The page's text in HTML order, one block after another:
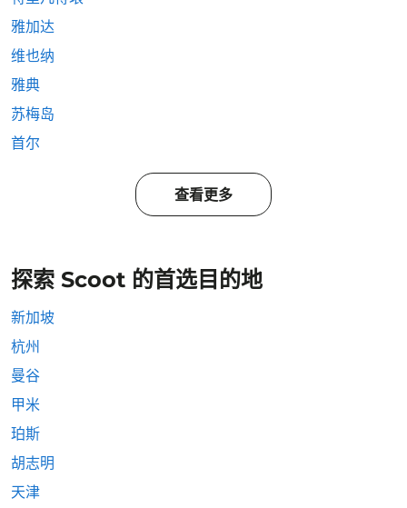
雅加达
维也纳
雅典
苏梅岛
首尔
查看更多
探索 Scoot 的首选目的地
新加坡
杭州
曼谷
甲米
珀斯
胡志明
天津